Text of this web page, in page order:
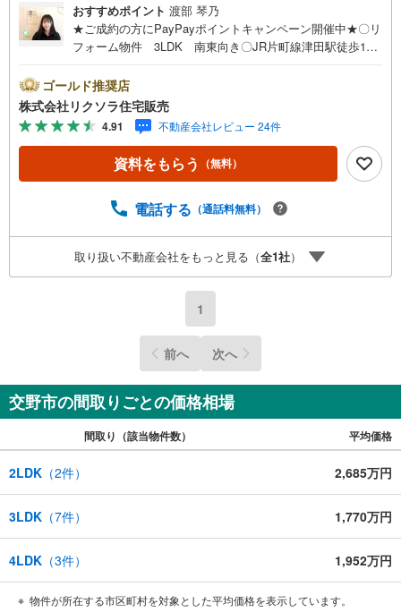
おすすめポイント 渡部 琴乃
★ご成約の方にPayPayポイントキャンペーン開催中★〇リ
フォーム物件 3LDK 南東向き〇JR片町線津田駅徒歩14
ロック 追い焚き機能付き■営業時間 9:30～20:00 ■即日
案内可能！※当日・翌日のご案内はお電話でのお問合せがス
ムーズ■定休日 毎週水曜日◇弊社ホームページよりLINE
でのお問合せも好評！◇不動産情報サイト未掲載物件、弊
社ホームページに多数掲載！◇学校区物件検索も充実！ご
希望の学校区での物件探しに便利！「リクソラ住宅販売」
社・他サイトの掲載物件もまとめてご案内可能リフォーム
ン無料相談会 随時開催中】〇お客様の条件にベストな住
宅ローン商品のご提案〇住宅ローンの金利や優遇率、審査
基準などを詳しくご説明〇住宅ローンとリフォームローン
の一体型商品もご提案〇仕事や収入・現在過去の借入によ
る住宅ローンへの問題解決是非ともお問合せ下さい
ゴールド推奨店
株式会社リクソラ住宅販売
4.91 不動産会社レビュー 24件
資料をもらう （無料）
電話する （通話料無料）
取り扱い不動産会社をもっと見る（全1社）
1
前へ 次へ
交野市の間取りごとの価格相場
間取り（該当物件数） 平均価格
2LDK （2件） 2,685万円
3LDK （7件） 1,770万円
4LDK （3件） 1,952万円
物件が所在する市区町村を対象とした平均価格を表示しています。